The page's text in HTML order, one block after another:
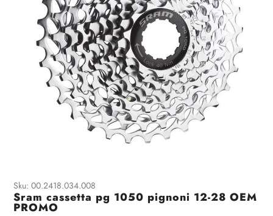
Sku: 00.2418.034.008
Sram cassetta pg 1050 pignoni 12-28 OEM
PROMO